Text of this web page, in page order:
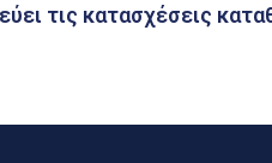
τις κατασχέσεις